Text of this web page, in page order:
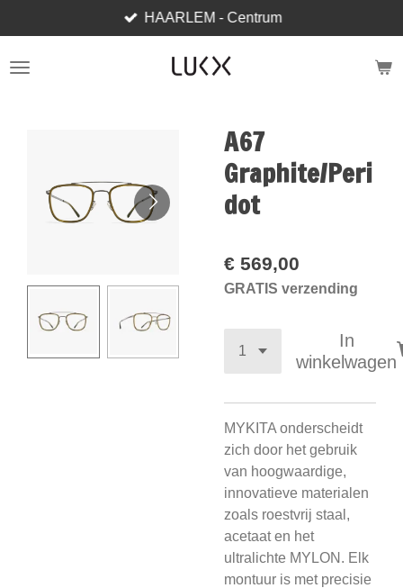
direct
naar
HAARLEM - Centrum
A67
Graphite/Peri
dot
€ 569,00
GRATIS verzending
In
winkelwagen
MYKITA onderscheidt
zich door het gebruik
van hoogwaardige,
innovatieve materialen
zoals roestvrij staal,
acetaat en het
ultralichte MYLON. Elk
montuur is met precisie